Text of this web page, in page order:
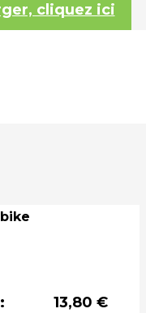
cliquez ici
13,80 €